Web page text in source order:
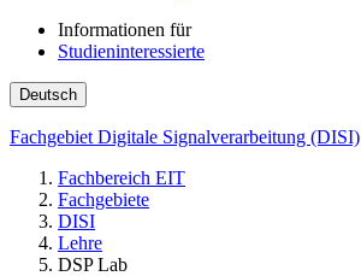
Informationen für
Studieninteressierte
Deutsch
Fachgebiet Digitale Signalverarbeitung (DISI)
Fachbereich EIT
Fachgebiete
DISI
Lehre
DSP Lab